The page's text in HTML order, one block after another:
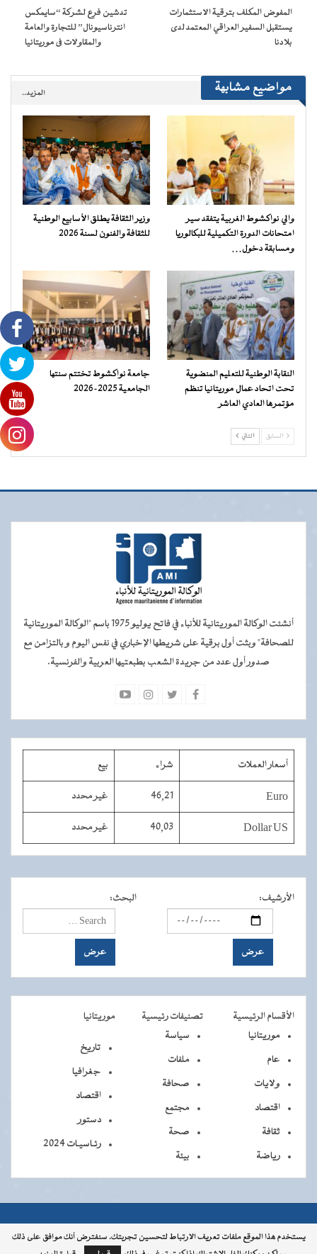
نافذة
جديدة)
المفوض المكلف بترقية الاستثمارات
يستقبل السفير العراقي المعتمد لدى
بلادنا
تدشين فرع لشركة “سايمكس
انترناسيونال” للتجارة والعامة
والمقاولات فى موريتانيا
مواضيع مشابهة المزيد..
والي نواكشوط الغربية يتفقد سير
امتحانات الدورة التكميلية للبكالوريا
ومسابقة دخول…
وزير الثقافة يطلق الأسابيع الوطنية
للثقافة والفنون لسنة 2026
النقابة الوطنية للتعليم المنضوية
تحت اتحاد عمال موريتانيا تنظم
مؤتمرها العادي العاشر
جامعة نواكشوط تختتم سنتها
الجامعية 2025-2026
السابق التالي
أنشئت الوكالة الموريتانية للأنباء في فاتح يوليو 1975 باسم "الوكالة الموريتانية
للصحافة" وبثت أول برقية على شريطها الإخباري في نفس اليوم و بالتزامن مع
صدور أول عدد من جريدة الشعب بطبعتيها العربية والفرنسية.
أسعار العملات شراء بيع
Euro
46,21 غير محدد
Dollar US
40,03 غير محدد
الأرشيف: البحث:
الأقسام الرئيسية تصنيفات رئيسية
موريتانيا
موريتانيا
عام
ولايات
اقتصاد
ثقافة
رياضة
سياسة
ملفات
صحافة
مجتمع
صحة
بيئة
تاريخ
جغرافيا
اقتصاد
دستور
رئـاسيـات 2024
جميــــع جميع الحقوق محفوظة © 2026 - الوكالة الموريتانية للأنباء
يستخدم هذا الموقع ملفات تعريف الارتباط لتحسين تجربتك. سنفترض أنك موافق على ذلك